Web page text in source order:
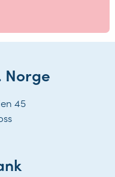
Norge
45